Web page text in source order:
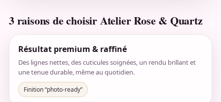
3 raisons de choisir Atelier Rose & Quartz
Résultat premium & raffiné
Des lignes nettes, des cuticules soignées, un rendu brillant et
une tenue durable, même au quotidien.
Finition “photo-ready”